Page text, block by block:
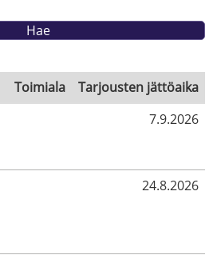
Toimiala
Tarjousten jättöaika
7.9.2026
24.8.2026